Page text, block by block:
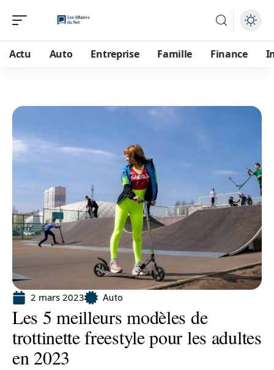
Actu Auto Entreprise Famille Finance
2 mars 2023 Auto
Les 5 meilleurs modèles de
trottinette freestyle pour les adultes
en 2023